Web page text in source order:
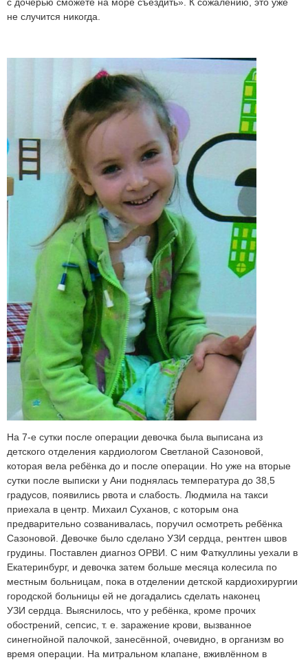
не случится никогда.
На 7-е сутки после операции девочка была выписана из
детского отделения кардиологом Светланой Сазоновой,
которая вела ребёнка до и после операции. Но уже на вторые
сутки после выписки у Ани поднялась температура до 38,5
градусов, появились рвота и слабость. Людмила на такси
приехала в центр. Михаил Суханов, с которым она
предварительно созванивалась, поручил осмотреть ребёнка
Сазоновой. Девочке было сделано УЗИ сердца, рентген швов
грудины. Поставлен диагноз ОРВИ. С ним Фаткуллины уехали в
Екатеринбург, и девочка затем больше месяца колесила по
местным больницам, пока в отделении детской кардиохирургии
городской больницы ей не догадались сделать наконец
УЗИ сердца. Выяснилось, что у ребёнка, кроме прочих
обострений, сепсис, т. е. заражение крови, вызванное
синегнойной палочкой, занесённой, очевидно, в организм во
время операции. На митральном клапане, вживлённом в